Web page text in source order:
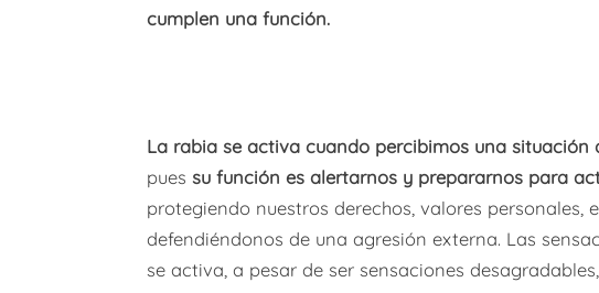
cumplen una función.
La rabia se activa cuando percibimos una situación
pues su función es alertarnos y prepararnos para
protegiendo nuestros derechos, valores personales,
defendiéndonos de una agresión externa. Las
se activa, a pesar de ser sensaciones